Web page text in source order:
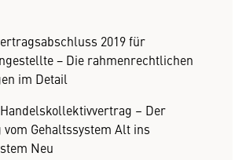
2019 für
− Die rahmenrechtlichen
im Detail
– Der
vom Gehaltssystem Alt ins
Neu